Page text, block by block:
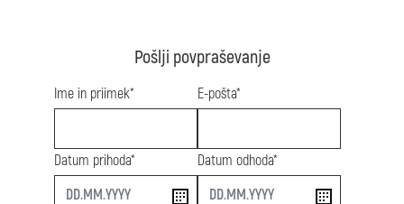
Pošlji povpraševanje
Ime in priimek* E-pošta*
Datum prihoda*
start
Datum odhoda*
end